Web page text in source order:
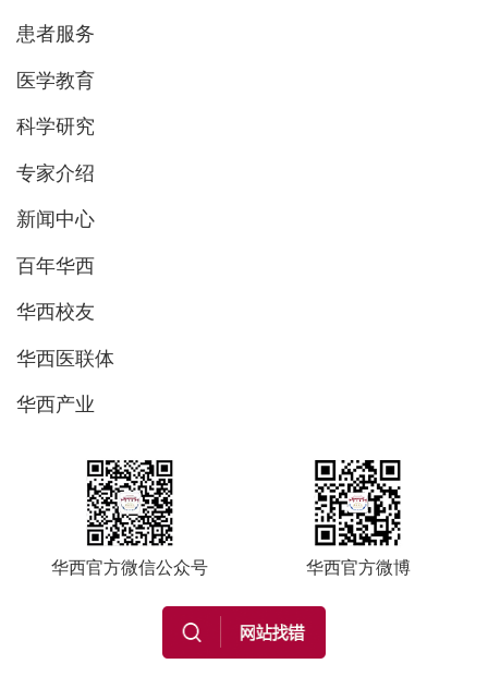
患者服务
医学教育
科学研究
专家介绍
新闻中心
百年华西
华西校友
华西医联体
华西产业
华西官方微信公众号 华西官方微博